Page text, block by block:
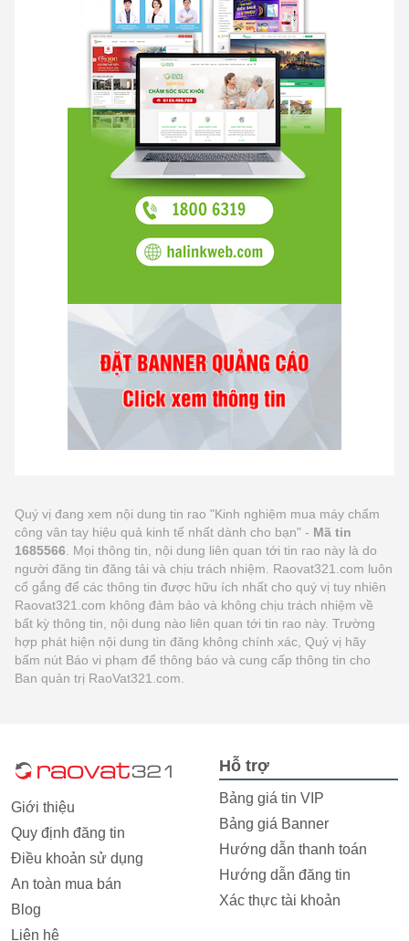
Quý vị đang xem nội dung tin rao "Kinh nghiệm mua máy chấm
công vân tay hiệu quả kinh tế nhất dành cho bạn" - Mã tin
1685566 . Mọi thông tin, nội dung liên quan tới tin rao này là do
người đăng tin đăng tải và chịu trách nhiệm. Raovat321.com luôn
cố gắng để các thông tin được hữu ích nhất cho quý vị tuy nhiên
Raovat321.com không đảm bảo và không chịu trách nhiệm về
bất kỳ thông tin, nội dung nào liên quan tới tin rao này. Trường
hợp phát hiện nội dung tin đăng không chính xác, Quý vị hãy
bấm nút Báo vi phạm để thông báo và cung cấp thông tin cho
Ban quản trị RaoVat321.com.
Giới thiệu
Quy định đăng tin
Điều khoản sử dụng
An toàn mua bán
Blog
Liên hệ
Hỗ trợ
Bảng giá tin VIP
Bảng giá Banner
Hướng dẫn thanh toán
Hướng dẫn đăng tin
Xác thực tài khoản